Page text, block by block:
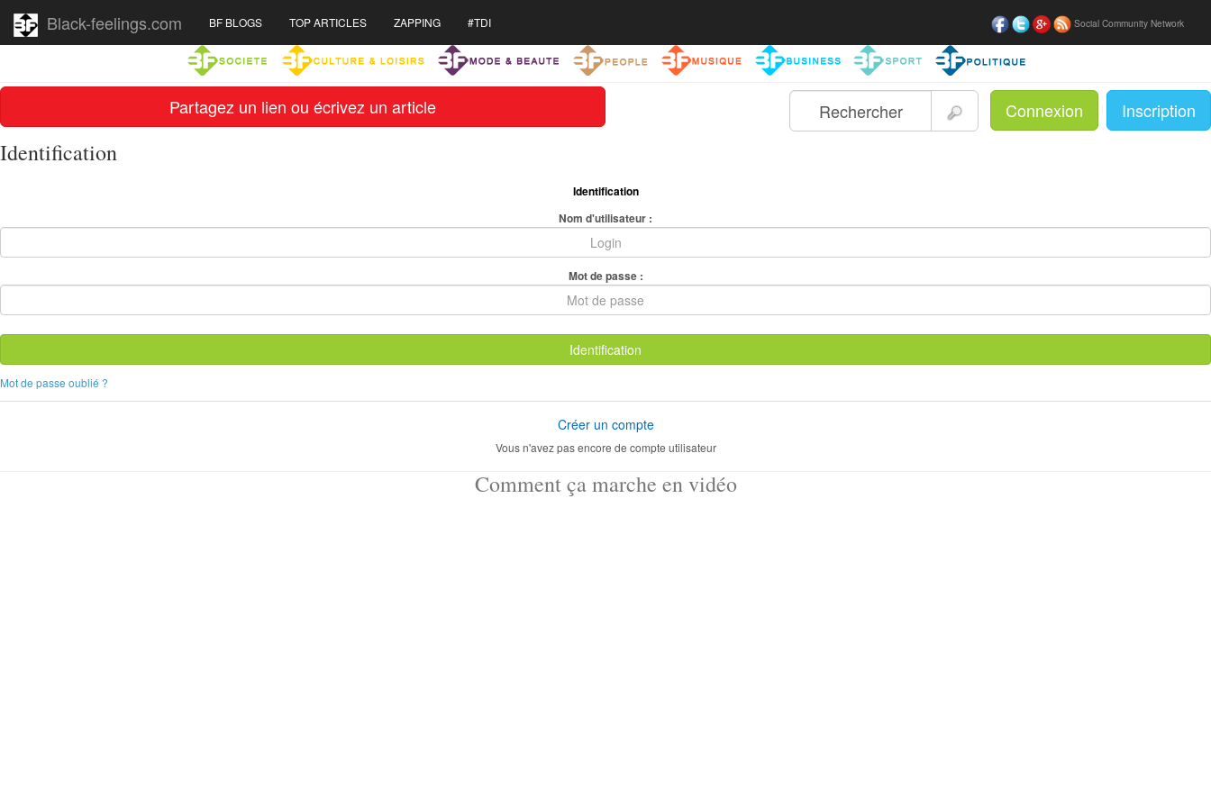
Partagez un lien ou écrivez un article Connexion Inscription
Black-feelings.com Social Community Network
BF BLOGS TOP ARTICLES ZAPPING #TDI
Identification
Identification
Nom d'utilisateur :
Mot de passe :
Identification
Mot de passe oublié ?
Créer un compte
Vous n'avez pas encore de compte utilisateur
Comment ça marche en vidéo